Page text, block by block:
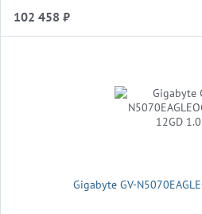
102 458 ₽
Gigabyte GV-